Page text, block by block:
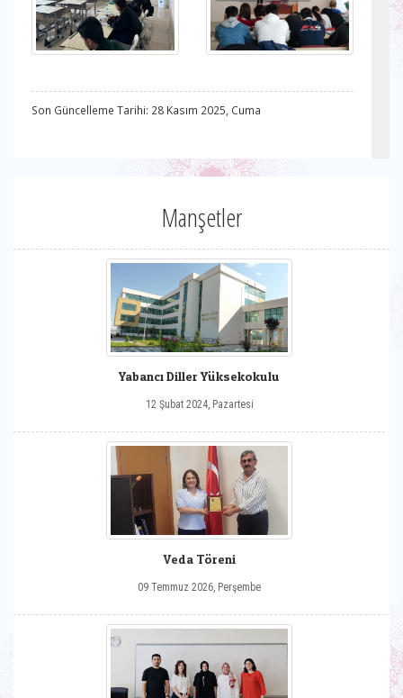
Son Güncelleme Tarihi: 28 Kasım 2025, Cuma
Manşetler
Yabancı Diller Yüksekokulu
12 Şubat 2024, Pazartesi
Veda Töreni
09 Temmuz 2026, Perşembe